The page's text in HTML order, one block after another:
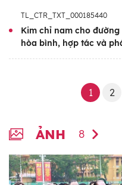
chủ chiến lược, bắt
của thời đại, tư
thành điểm tựa tinh
phương hướng
TL_CTR_TXT_000185440
Kim chỉ nam cho
hòa bình, hợp tác và
1 2
ẢNH 8